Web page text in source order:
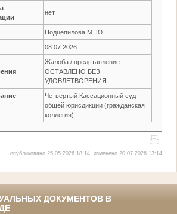
нет
Подцепилова М. Ю.
08.07.2026
Жалоба / представление
ОСТАВЛЕНО БЕЗ
УДОВЛЕТВОРЕНИЯ
Четвертый Кассационный суд
общей юрисдикции (гражданская
коллегия)
опубликовано 25.05.2026 18:14, изменено 20.07.2026 13:14
ДОКУМЕНТОВ В